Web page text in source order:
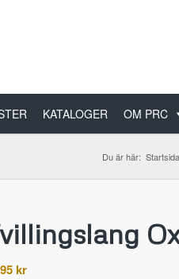
KATALOGER OM PRC
Du är här: Startsida
kr